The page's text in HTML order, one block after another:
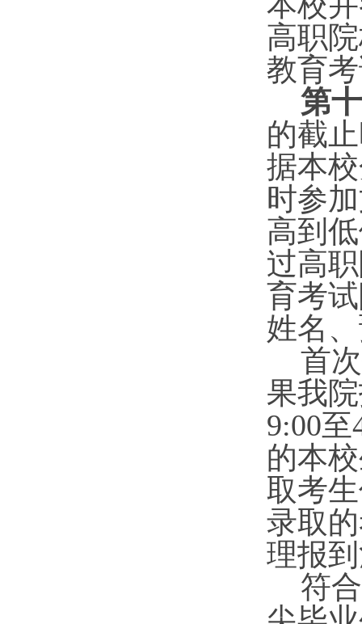
高职
教育
第十
的截
据本
时参
高到
过高
育考
姓名
首
果我
9:00至
的本
取考
录取
理报
符